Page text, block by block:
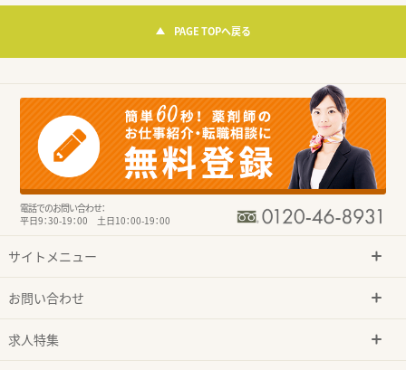
PAGE TOPへ戻る
電話でのお問い合わせ：
平日9：30-19：00 土日10：00-19：00
サイトメニュー
お問い合わせ
求人特集